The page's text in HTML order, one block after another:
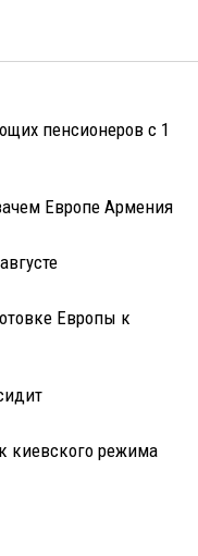
пенсионеров с 1
Европе Армения
Европы к
киевского режима